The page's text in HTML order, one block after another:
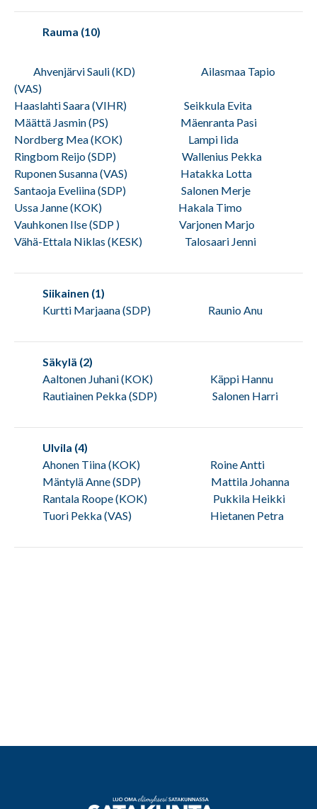
Rauma (10)
Ahvenjärvi Sauli (KD) Ailasmaa Tapio
(VAS)
Haaslahti Saara (VIHR) Seikkula Evita
Määttä Jasmin (PS) Mäenranta Pasi
Nordberg Mea (KOK) Lampi Iida
Ringbom Reijo (SDP) Wallenius Pekka
Ruponen Susanna (VAS) Hatakka Lotta
Santaoja Eveliina (SDP) Salonen Merje
Ussa Janne (KOK) Hakala Timo
Vauhkonen Ilse (SDP ) Varjonen Marjo
Vähä-Ettala Niklas (KESK) Talosaari Jenni
Siikainen (1)
Kurtti Marjaana (SDP) Raunio Anu
Säkylä (2)
Aaltonen Juhani (KOK) Käppi Hannu
Rautiainen Pekka (SDP) Salonen Harri
Ulvila (4)
Ahonen Tiina (KOK) Roine Antti
Mäntylä Anne (SDP) Mattila Johanna
Rantala Roope (KOK) Pukkila Heikki
Tuori Pekka (VAS) Hietanen Petra